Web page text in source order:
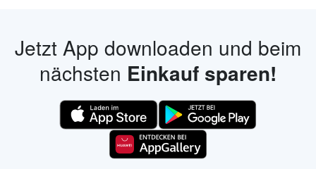
Jetzt App downloaden und beim
nächsten Einkauf sparen!